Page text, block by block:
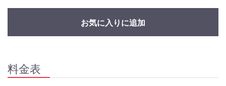
お気に入りに追加
料金表